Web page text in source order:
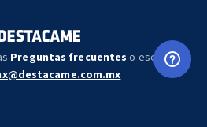
Preguntas frecuentes o escríbenos